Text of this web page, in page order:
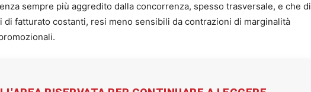
sempre più aggredito dalla concorrenza, spesso trasversale, e che di
di fatturato costanti, resi meno sensibili da contrazioni di marginalità